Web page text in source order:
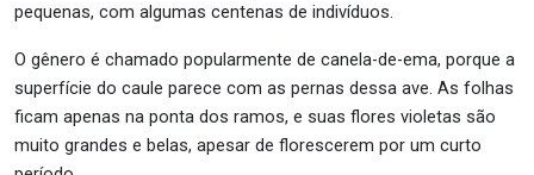
pequenas, com algumas centenas de indivíduos.
O gênero é chamado popularmente de canela-de-ema, porque a
superfície do caule parece com as pernas dessa ave. As folhas
ficam apenas na ponta dos ramos, e suas flores violetas são
muito grandes e belas, apesar de florescerem por um curto